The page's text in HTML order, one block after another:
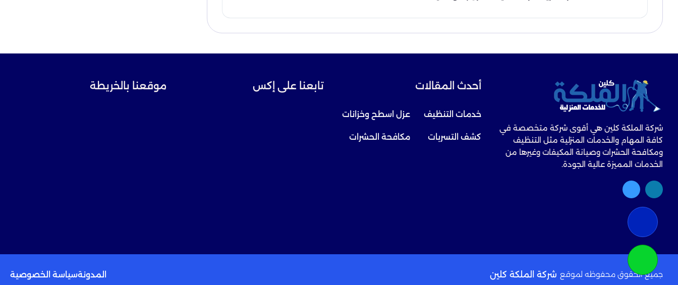
شركة الملكة كلين هي أقوى شركة متخصصة في
كافة المهام والخدمات المنزلية مثل التنظيف
ومكافحة الحشرات وصيانة المكيفات وغيرها من
الخدمات المميزة عالية الجودة.
أحدث المقالات
خدمات التنظيف عزل اسطح وخزانات
كشف التسربات مكافحة الحشرات
تابعنا على إكس موقعنا بالخريطة
جميع الحقوق محفوظه لموقع شركة الملكة كلين المدونةسياسة الخصوصية